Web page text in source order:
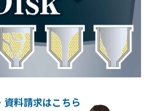
料請求はこちら